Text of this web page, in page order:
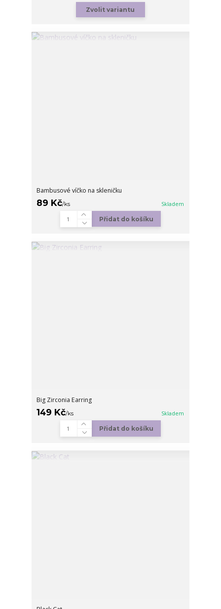
Zvolit variantu
Bambusové víčko na skleničku
89 Kč/ks Skladem
Přidat do košíku
Big Zirconia Earring
149 Kč/ks Skladem
Přidat do košíku